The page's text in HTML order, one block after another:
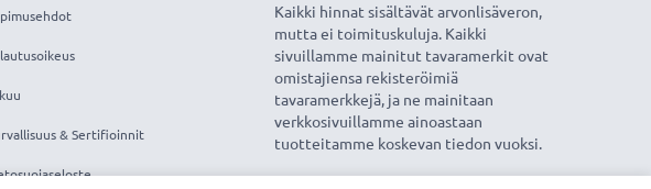
& Sertifioinnit
Kaikki hinnat sisältävät arvonlisäveron,
mutta ei toimituskuluja. Kaikki
sivuillamme mainitut tavaramerkit ovat
omistajiensa rekisteröimiä
tavaramerkkejä, ja ne mainitaan
verkkosivuillamme ainoastaan
tuotteitamme koskevan tiedon vuoksi.